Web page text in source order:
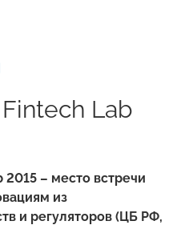
Lab
– место встречи
из
и регуляторов (ЦБ РФ,